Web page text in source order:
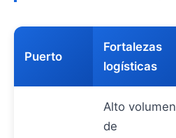
Puerto
Fortalezas
logísticas
Alto volumen
de